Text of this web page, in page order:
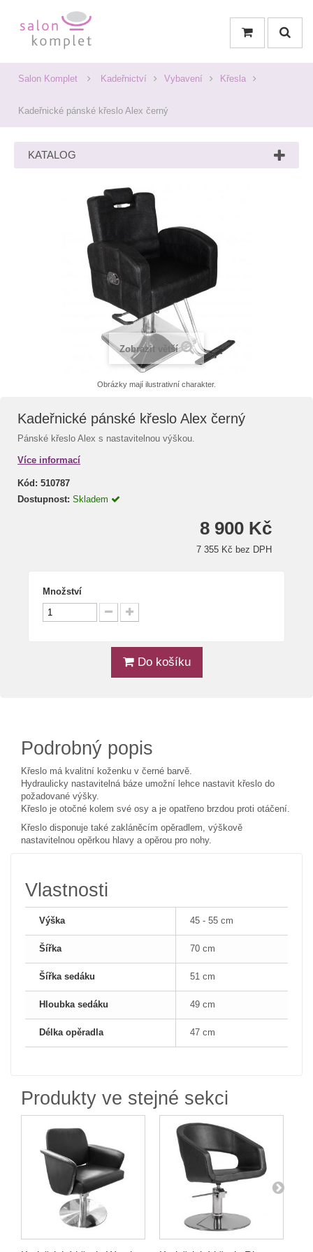
Salon Komplet Kadeřnictví Vybavení Křesla
Kadeřnické pánské křeslo Alex černý
KATALOG
Zobrazit větší
Obrázky mají ilustrativní charakter.
Kadeřnické pánské křeslo Alex černý
Pánské křeslo Alex s nastavitelnou výškou.
Více informací
Kód: 510787
Dostupnost: Skladem
8 900 Kč
7 355 Kč bez DPH
Množství
Do košíku
Podrobný popis
Křeslo má kvalitní koženku v černé barvě.
Hydraulicky nastavitelná báze umožní lehce nastavit křeslo do
požadované výšky.
Křeslo je otočné kolem své osy a je opatřeno brzdou proti otáčení.
Křeslo disponuje také zakláněcím opěradlem, výškově
nastavitelnou opěrkou hlavy a opěrou pro nohy.
Vlastnosti
Výška 45 - 55 cm
Šířka 70 cm
Šířka sedáku 51 cm
Hloubka sedáku 49 cm
Délka opěradla 47 cm
Produkty ve stejné sekci